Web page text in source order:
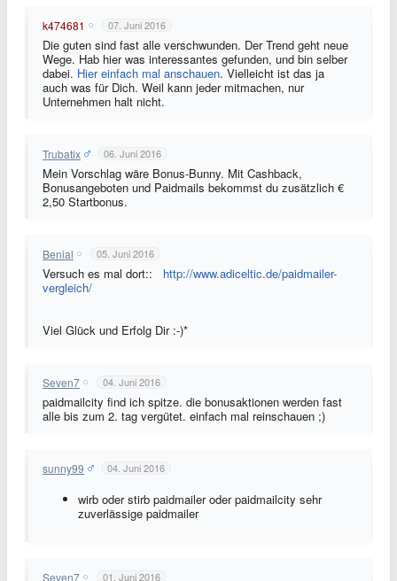
k474681 07. Juni 2016
Die guten sind fast alle verschwunden. Der Trend geht neue
Wege. Hab hier was interessantes gefunden, und bin selber
dabei. Hier einfach mal anschauen. Vielleicht ist das ja
auch was für Dich. Weil kann jeder mitmachen, nur
Unternehmen halt nicht.
Trubatix 06. Juni 2016
Mein Vorschlag wäre Bonus-Bunny. Mit Cashback,
Bonusangeboten und Paidmails bekommst du zusätzlich €
2,50 Startbonus.
Benial 05. Juni 2016
Versuch es mal dort:: http://www.adiceltic.de/paidmailer-
vergleich/
Viel Glück und Erfolg Dir :-)*
Seven7 04. Juni 2016
paidmailcity find ich spitze. die bonusaktionen werden fast
alle bis zum 2. tag vergütet. einfach mal reinschauen ;)
sunny99 04. Juni 2016
wirb oder stirb paidmailer oder paidmailcity sehr
zuverlässige paidmailer
Seven7 01. Juni 2016